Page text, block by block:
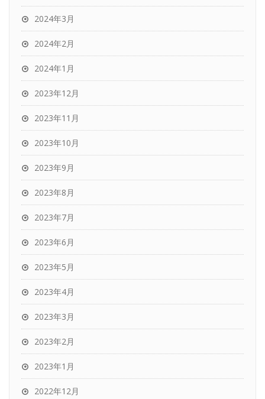
2024年3月
2024年2月
2024年1月
2023年12月
2023年11月
2023年10月
2023年9月
2023年8月
2023年7月
2023年6月
2023年5月
2023年4月
2023年3月
2023年2月
2023年1月
2022年12月